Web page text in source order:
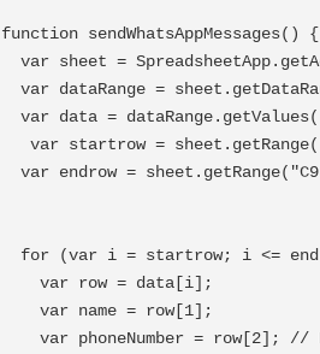
function sendWhatsAppMessages() {
  var sheet = SpreadsheetApp.getActiveSpreadsheet().getActiveSheet();
  var dataRange = sheet.getDataRange();
  var data = dataRange.getValues();
   var startrow = sheet.getRange("C8").getValue(); // ganti sesuai letak cell awal bc
  var endrow = sheet.getRange("C9").getValue(); // ganti sesuai letak cell akhir bc
    var row = data[i];
    var name = row[1];
    var phoneNumber = row[2]; // Kolom nomor telepon